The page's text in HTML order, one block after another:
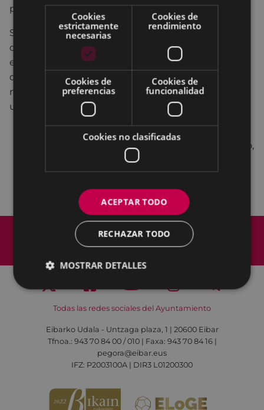
por ellos mismos.
Se ha dado la circunstancia de que en varias
ocasiones algún rostro conocido ha subido al
escenario a cantar una de Sabina; en Eibar seguro
que también tendremos alguna sorpresa. Una
noche muy especial para todos los amantes del
universo de Sabina, Varona, De Diego,...
www.jaiproductions.net
Eibar: Birjiñape, Trinkete, Portalea Taberna, Arno,
organiza: JAI PRODUCTIONS
colabora: Eibarko Udala
Mapa del Sitio
Aviso legal
Política de cookies
Contacto
Todas las redes sociales del Ayuntamiento
Eibarko Udala - Untzaga plaza, 1 | 20600 Eibar
Tfnoa.: 943 70 84 00 / 010 | Faxa: 943 70 84 16 |
pegora@eibar.eus
IFZ: P2003100A | DIR3 L01200300
Cookies
estrictamente
necesarias
Cookies de
rendimiento
Cookies de
preferencias
Cookies de
funcionalidad
Cookies no clasificadas
ACEPTAR TODO
RECHAZAR TODO
MOSTRAR DETALLES